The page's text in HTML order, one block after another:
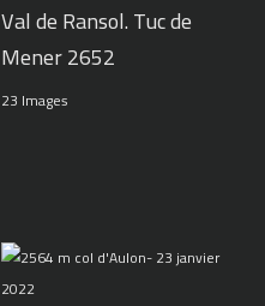
Val de Ransol. Tuc de
Mener 2652
23 Images